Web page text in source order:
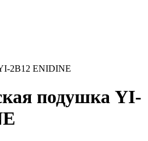
2B12 ENIDINE
подушка YI-